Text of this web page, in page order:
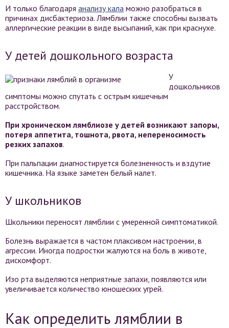
И только благодаря анализу кала можно разобраться в
причинах дисбактериоза. Лямблии также способны вызвать
аллергические реакции в виде высыпаний, как при краснухе.
У детей дошкольного возраста
У
дошкольников
симптомы можно спутать с острым кишечным
расстройством.
При хроническом лямблиозе у детей возникают запоры,
потеря аппетита, тошнота, рвота, непереносимость
резких запахов.
При пальпации диагностируется болезненность и вздутие
кишечника. На языке заметен белый налет.
У школьников
Школьники переносят лямблии с умеренной симптоматикой.
Болезнь выражается в частом плаксивом настроении, в
агрессии. Иногда подростки жалуются на боль в животе,
дискомфорт.
Изо рта выделяются неприятные запахи, появляются или
увеличивается количество юношеских угрей.
Как определить лямблии в